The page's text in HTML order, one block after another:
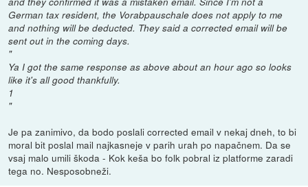
German tax resident, the Vorabpauschale does not apply to me
and nothing will be deducted. They said a corrected email will be
sent out in the coming days.
"
Ya I got the same response as above about an hour ago so looks
like it's all good thankfully.
1
"
Je pa zanimivo, da bodo poslali corrected email v nekaj dneh, to bi
moral bit poslal mail najkasneje v parih urah po napačnem. Da se
vsaj malo umili škoda - Kok keša bo folk pobral iz platforme zaradi
tega no. Nesposobneži.